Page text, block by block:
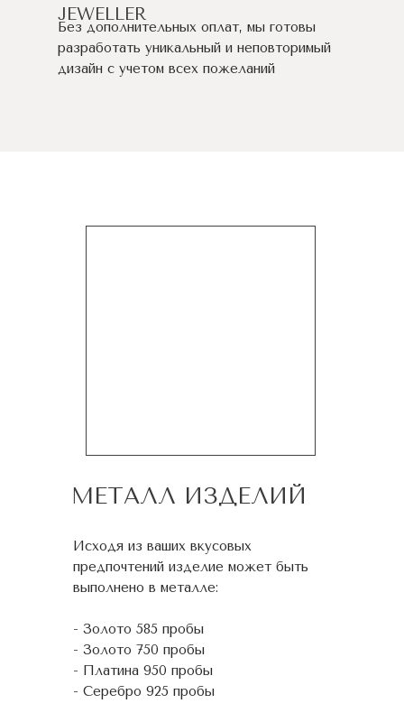
JEWELLER
Без дополнительных оплат, мы готовы
разработать уникальный и неповторимый
дизайн c учетом всех пожеланий
МЕТАЛЛ ИЗДЕЛИЙ
Исходя из ваших вкусовых
предпочтений изделие может быть
выполнено в металле:
- Золото 585 пробы
- Золото 750 пробы
- Платина 950 пробы
- Серебро 925 пробы